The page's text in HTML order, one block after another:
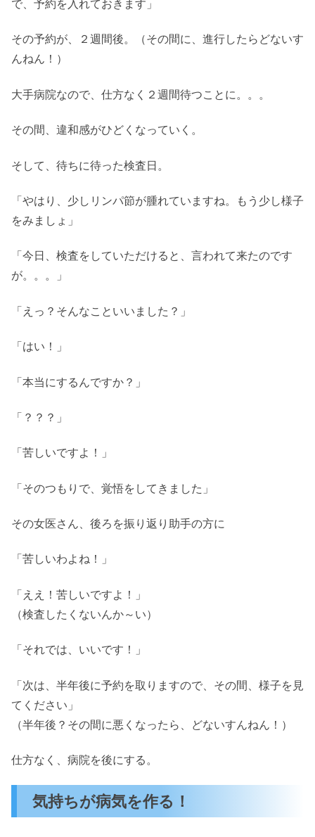
で、予約を入れておきます」
その予約が、２週間後。（その間に、進行したらどないす
んねん！）
大手病院なので、仕方なく２週間待つことに。。。
その間、違和感がひどくなっていく。
そして、待ちに待った検査日。
「やはり、少しリンパ節が腫れていますね。もう少し様子
をみましょ」
「今日、検査をしていただけると、言われて来たのです
が。。。」
「えっ？そんなこといいました？」
「はい！」
「本当にするんですか？」
「？？？」
「苦しいですよ！」
「そのつもりで、覚悟をしてきました」
その女医さん、後ろを振り返り助手の方に
「苦しいわよね！」
「ええ！苦しいですよ！」
（検査したくないんか～い）
「それでは、いいです！」
「次は、半年後に予約を取りますので、その間、様子を見
てください」
（半年後？その間に悪くなったら、どないすんねん！）
仕方なく、病院を後にする。
気持ちが病気を作る！